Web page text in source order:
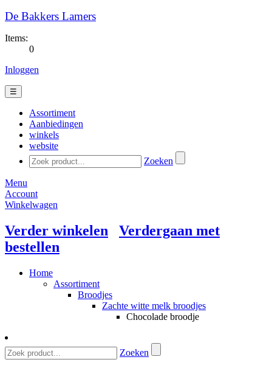
De Bakkers Lamers
Items:
0
Inloggen
☰
Assortiment
Aanbiedingen
winkels
website
Zoeken
Menu
Account
Winkelwagen
Verder winkelen
Verdergaan met
bestellen
Home
Assortiment
Broodjes
Zachte witte melk broodjes
Chocolade broodje
Zoeken